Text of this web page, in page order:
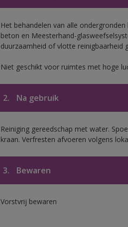
Het behandelen van alle
beton en Meesterhand-
duurzaamheid of vlotte reinigbaarheid
Niet geschikt voor ruimtes met hoge
2. Na gebruik
Reiniging gereedschap met water.
kraan. Verfresten afvoeren volgens
3. Bewaren
Vorstvrij bewaren